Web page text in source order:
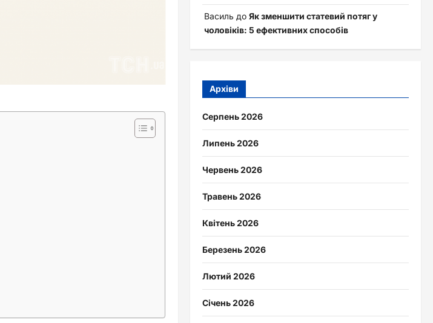
Василь до Як зменшити статевий потяг у
чоловіків: 5 ефективних способів
Архіви
Серпень 2026
Липень 2026
Червень 2026
Травень 2026
Квітень 2026
Березень 2026
Лютий 2026
Січень 2026